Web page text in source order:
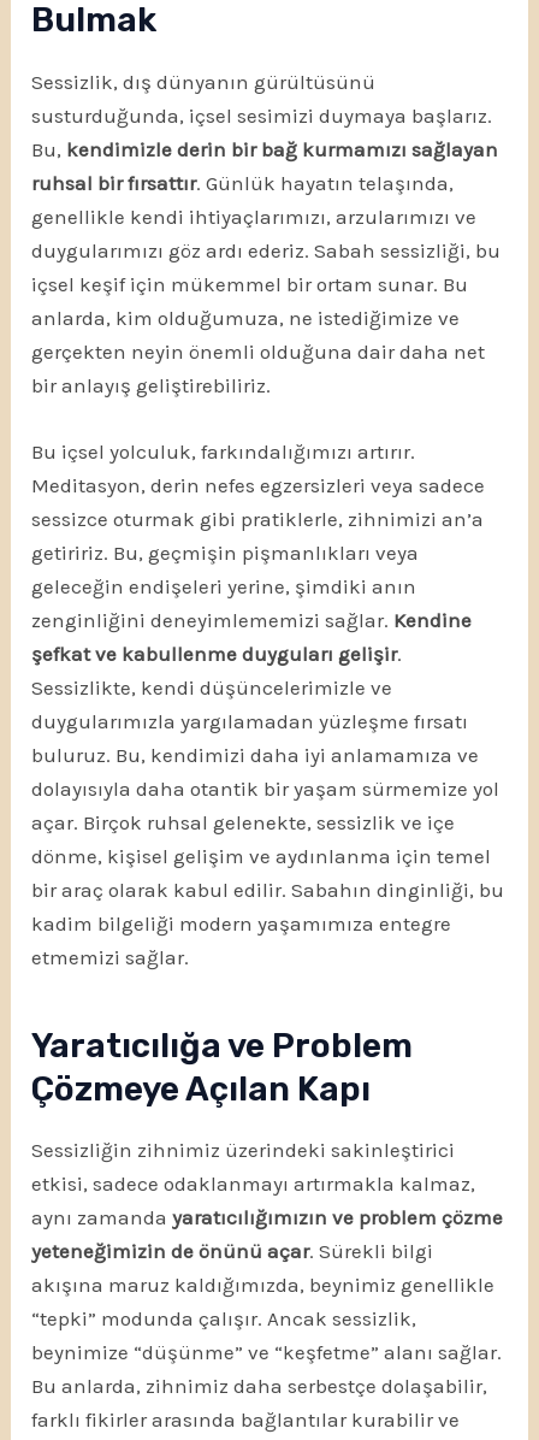
Bulmak
Sessizlik, dış dünyanın gürültüsünü
susturduğunda, içsel sesimizi duymaya başlarız.
Bu, kendimizle derin bir bağ kurmamızı sağlayan
ruhsal bir fırsattır. Günlük hayatın telaşında,
genellikle kendi ihtiyaçlarımızı, arzularımızı ve
duygularımızı göz ardı ederiz. Sabah sessizliği, bu
içsel keşif için mükemmel bir ortam sunar. Bu
anlarda, kim olduğumuza, ne istediğimize ve
gerçekten neyin önemli olduğuna dair daha net
bir anlayış geliştirebiliriz.
Bu içsel yolculuk, farkındalığımızı artırır.
Meditasyon, derin nefes egzersizleri veya sadece
sessizce oturmak gibi pratiklerle, zihnimizi an’a
getiririz. Bu, geçmişin pişmanlıkları veya
geleceğin endişeleri yerine, şimdiki anın
zenginliğini deneyimlememizi sağlar. Kendine
şefkat ve kabullenme duyguları gelişir.
Sessizlikte, kendi düşüncelerimizle ve
duygularımızla yargılamadan yüzleşme fırsatı
buluruz. Bu, kendimizi daha iyi anlamamıza ve
dolayısıyla daha otantik bir yaşam sürmemize yol
açar. Birçok ruhsal gelenekte, sessizlik ve içe
dönme, kişisel gelişim ve aydınlanma için temel
bir araç olarak kabul edilir. Sabahın dinginliği, bu
kadim bilgeliği modern yaşamımıza entegre
etmemizi sağlar.
Yaratıcılığa ve Problem
Çözmeye Açılan Kapı
Sessizliğin zihnimiz üzerindeki sakinleştirici
etkisi, sadece odaklanmayı artırmakla kalmaz,
aynı zamandayaratıcılığımızın ve problem çözme
yeteneğimizin de önünü açar. Sürekli bilgi
akışına maruz kaldığımızda, beynimiz genellikle
“tepki” modunda çalışır. Ancak sessizlik,
beynimize “düşünme” ve “keşfetme” alanı sağlar.
Bu anlarda, zihnimiz daha serbestçe dolaşabilir,
farklı fikirler arasında bağlantılar kurabilir ve